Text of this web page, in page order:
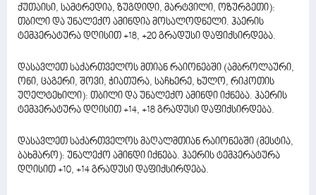
ქუთაისი, სამტრედია, ზუგდიდი, მარტვილი, ოზურგეთი):
თბილი და უნალექო ამინდია მოსალოდნელი. ჰაერის
ტემპერატურა დღისით +18, +20 გრადუსი დაფიქსირდება.
დასავლეთ საქართველოს მთიან რაიონებში (ამბროლაური,
ონი, ცაგერი, შოვი, ჭიათურა, საჩხერე, ხულო, რიკოთის
უღელტეხილი): თბილი და უნალექო ამინდი იქნება. ჰაერის
ტემპერატურა დღისით +14, +18 გრადუსი დაფიქსირდება.
დასავლეთ საქართველოს მაღალმთიან რაიონებში (მესტია,
ბახმარო): უნალექო ამინდი იქნება. ჰაერის ტემპერატურა
დღისით +10, +14 გრადუსი დაფიქსირდება.